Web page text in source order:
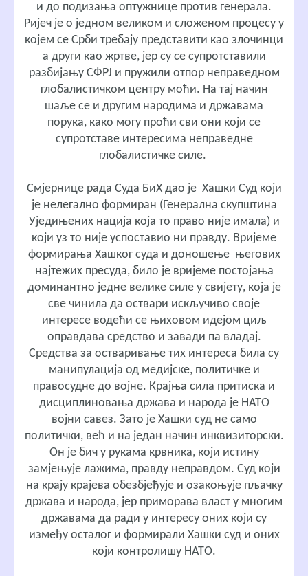
и до подизања оптужнице против генерала.
Ријеч је о једном великом и сложеном процесу у
којем се Срби требају представити као злочинци
а други као жртве, јер су се супротставили
разбијању СФРЈ и пружили отпор неправедном
глобалистичком центру моћи. На тај начин
шаље се и другим народима и државама
порука, како могу проћи сви они који се
супротставе интересима неправедне
глобалистичке силе.
Смјернице рада Суда БиХ дао је Хашки Суд који
је нелегално формиран (Генерална скупштина
Уједињених нација која то право није имала) и
који уз то није успоставио ни правду. Вријеме
формирања Хашког суда и доношење његових
најтежих пресуда, било је вријеме постојања
доминантно једне велике силе у свијету, која је
све чинила да оствари искључиво своје
интересе водећи се њиховом идејом циљ
оправдава средство и завади па владај.
Средства за остваривање тих интереса била су
манипулација од медијске, политичке и
правосудне до војне. Крајња сила притиска и
дисциплиновања држава и народа је НАТО
војни савез. Зато је Хашки суд не само
политички, већ и на један начин инквизиторски.
Он је бич у рукама крвника, који истину
замјењује лажима, правду неправдом. Суд који
на крају крајева обезбјеђује и озакоњује пљачку
држава и народа, јер приморава власт у многим
државама да ради у интересу оних који су
између осталог и формирали Хашки суд и оних
који контролишу НАТО.